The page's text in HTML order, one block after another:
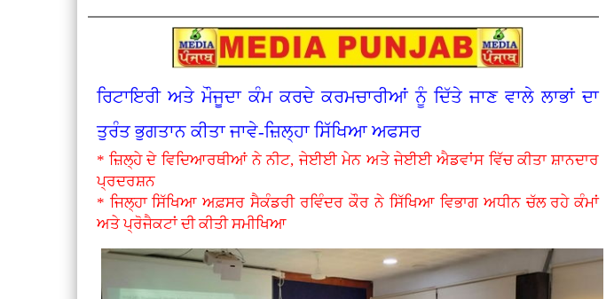
ਰਿਟਾਇਰੀ ਅਤੇ ਮੌਜੂਦਾ ਕੰਮ ਕਰਦੇ ਕਰਮਚਾਰੀਆਂ ਨੂੰ ਦਿੱਤੇ ਜਾਣ ਵਾਲੇ ਲਾਭਾਂ ਦਾ
ਤੁਰੰਤ ਭੁਗਤਾਨ ਕੀਤਾ ਜਾਵੇ-ਜ਼ਿਲ੍ਹਾ ਸਿੱਖਿਆ ਅਫਸਰ
* ਜ਼ਿਲ੍ਹੇ ਦੇ ਵਿਦਿਆਰਥੀਆਂ ਨੇ ਨੀਟ, ਜੇਈਈ ਮੇਨ ਅਤੇ ਜੇਈਈ ਐਡਵਾਂਸ ਵਿੱਚ ਕੀਤਾ ਸ਼ਾਨਦਾਰ
ਪ੍ਰਦਰਸ਼ਨ
* ਜਿਲ੍ਹਾ ਸਿੱਖਿਆ ਅਫ਼ਸਰ ਸੈਕੰਡਰੀ ਰਵਿੰਦਰ ਕੌਰ ਨੇ ਸਿੱਖਿਆ ਵਿਭਾਗ ਅਧੀਨ ਚੱਲ ਰਹੇ ਕੰਮਾਂ
ਅਤੇ ਪ੍ਰੋਜੈਕਟਾਂ ਦੀ ਕੀਤੀ ਸਮੀਖਿਆ